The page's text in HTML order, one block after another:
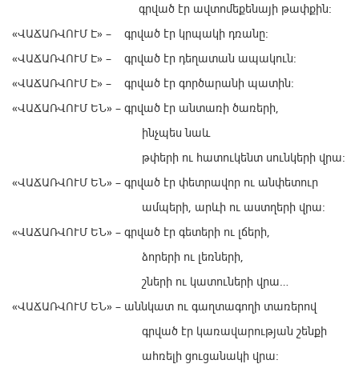
գրված էր ավտոմեքենայի թափքին:
«ՎԱՃԱՌՎՈՒՄ Է» – գրված էր կրպակի դռանը:
«ՎԱՃԱՌՎՈՒՄ Է» – գրված էր դեղատան ապակուն:
«ՎԱՃԱՌՎՈՒՄ Է» – գրված էր գործարանի պատին:
«ՎԱՃԱՌՎՈՒՄ ԵՆ» – գրված էր անտառի ծառերի,
ինչպես նաև
թփերի ու հատուկենտ սունկերի վրա:
«ՎԱՃԱՌՎՈՒՄ ԵՆ» – գրված էր փետրավոր ու անփետուր
ամպերի, արևի ու աստղերի վրա:
«ՎԱՃԱՌՎՈՒՄ ԵՆ» – գրված էր գետերի ու լճերի,
ձորերի ու լեռների,
շների ու կատուների վրա…
«ՎԱՃԱՌՎՈՒՄ ԵՆ» – աննկատ ու գաղտագողի տառերով
գրված էր կառավարության շենքի
ահռելի ցուցանակի վրա: